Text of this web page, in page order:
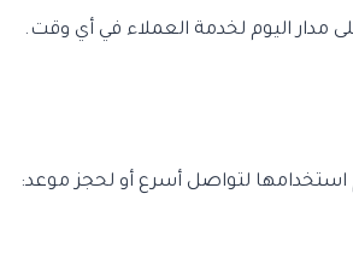
استخدامها لتواصل أسرع أو لحجز موعد: